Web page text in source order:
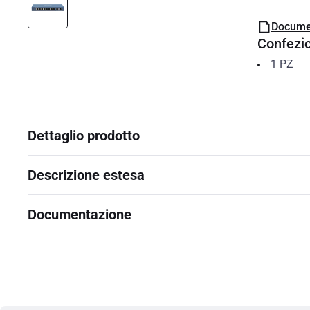
1 PZ
Dettaglio prodotto
Descrizione estesa
Documentazione